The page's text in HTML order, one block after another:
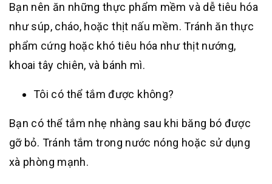
Bạn nên ăn những thực phẩm mềm và dễ tiêu hóa
như súp, cháo, hoặc thịt nấu mềm. Tránh ăn thực
phẩm cứng hoặc khó tiêu hóa như thịt nướng,
khoai tây chiên, và bánh mì.
Tôi có thể tắm được không?
Bạn có thể tắm nhẹ nhàng sau khi băng bó được
gỡ bỏ. Tránh tắm trong nước nóng hoặc sử dụng
xà phòng mạnh.